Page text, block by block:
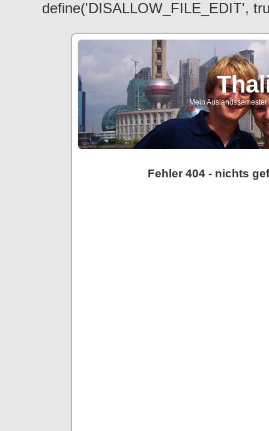
define('DISALLOW_FILE_EDIT',
Mein
Fehler 404 - nichts